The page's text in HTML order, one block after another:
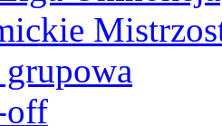
grupowa
off